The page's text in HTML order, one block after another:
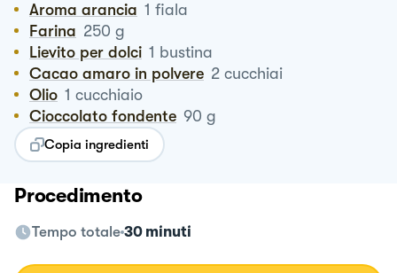
Aroma arancia 1 fiala
Farina 250 g
Lievito per dolci 1 bustina
Cacao amaro in polvere 2 cucchiai
Olio 1 cucchiaio
Cioccolato fondente 90 g
Copia ingredienti
Procedimento
Tempo totale 30 minuti